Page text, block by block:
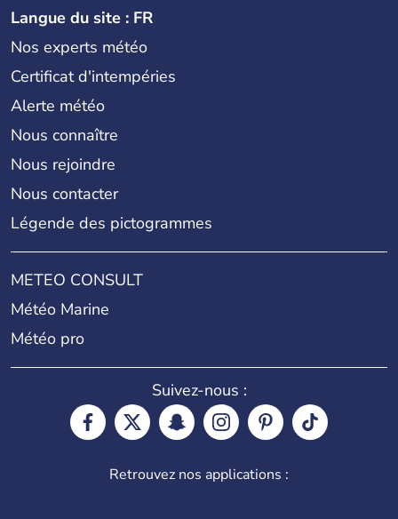
Langue du site : FR
Nos experts météo
Certificat d'intempéries
Alerte météo
Nous connaître
Nous rejoindre
Nous contacter
Légende des pictogrammes
METEO CONSULT
Météo Marine
Météo pro
Suivez-nous :
Retrouvez nos applications :